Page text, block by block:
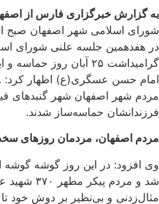
به گزارش خبرگزاری فارس از
شورای اسلامی شهر اصفهان صبح
در هفدهمین جلسه علنی شورای
گرامیداشت ۲۵ آبان روز
مردم شهر اصفهان شهر گنبدهای
فرزندانشان حماسه‌ساز شدند.
مردم اصفهان، مردمان روزهای
شد و مردم
مثال‌زدنی و بی‌نظیر بر دوش خود